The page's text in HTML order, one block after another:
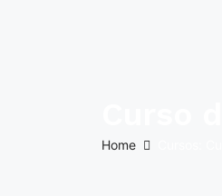
Home